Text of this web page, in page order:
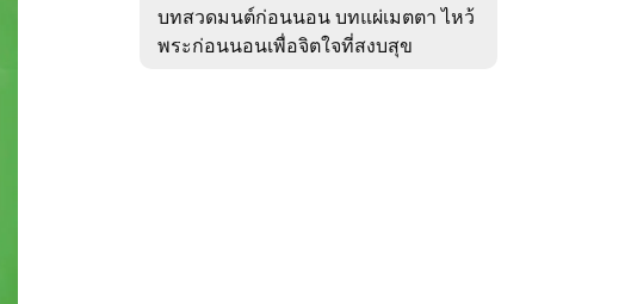
บทสวดมนต์ก่อนนอน บทแผ่เมตตา ไหว้
พระก่อนนอนเพื่อจิตใจที่สงบสุข